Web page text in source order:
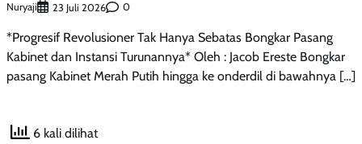
Nuryaji 23 Juli 2026 0
*Progresif Revolusioner Tak Hanya Sebatas Bongkar Pasang
Kabinet dan Instansi Turunannya* Oleh : Jacob Ereste Bongkar
pasang Kabinet Merah Putih hingga ke onderdil di bawahnya […]
6 kali dilihat